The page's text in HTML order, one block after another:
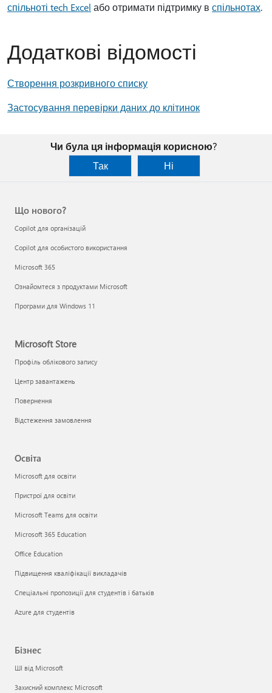
спільноті tech Excel або отримати підтримку в спільнотах.
Додаткові відомості
Створення розкривного списку
Застосування перевірки даних до клітинок
Чи була ця інформація корисною?
Так
Ні
Що нового?
Copilot для організацій
Copilot для особистого використання
Microsoft 365
Ознайомтеся з продуктами Microsoft
Програми для Windows 11
Microsoft Store
Профіль облікового запису
Центр завантажень
Повернення
Відстеження замовлення
Освіта
Microsoft для освіти
Пристрої для освіти
Microsoft Teams для освіти
Microsoft 365 Education
Office Education
Підвищення кваліфікації викладачів
Спеціальні пропозиції для студентів і батьків
Azure для студентів
Бізнес
ШІ від Microsoft
Захисний комплекс Microsoft